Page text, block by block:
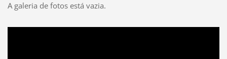
A galeria de fotos está vazia.